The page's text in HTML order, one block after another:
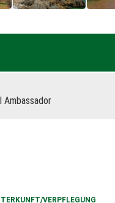
Ambassador
VERPFLEGUNG